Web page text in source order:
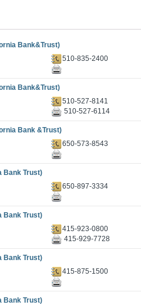
Bank&Trust)
510-835-2400
Bank&Trust)
510-527-8141
510-527-6114
Bank &Trust)
650-573-8543
Bank Trust)
650-897-3334
Bank Trust)
415-923-0800
415-929-7728
Bank Trust)
415-875-1500
Bank Trust)